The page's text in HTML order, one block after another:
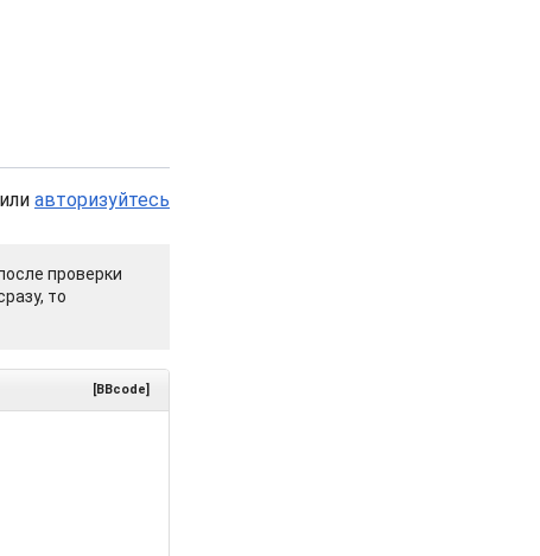
или авторизуйтесь
проверки
то
[BBcode]